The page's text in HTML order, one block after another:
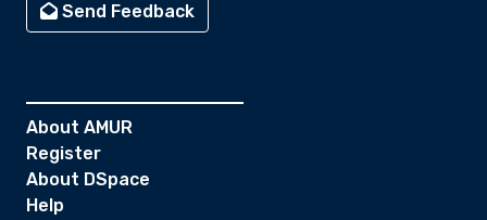
Send Feedback
About AMUR
Register
About DSpace
Help